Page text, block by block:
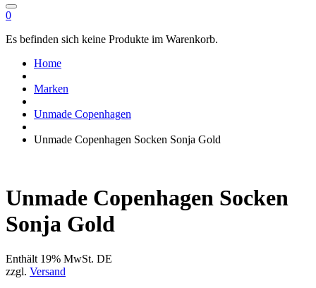
0
Es befinden sich keine Produkte im Warenkorb.
Home
Marken
Unmade Copenhagen
Unmade Copenhagen Socken Sonja Gold
Unmade Copenhagen Socken
Sonja Gold
Enthält 19% MwSt. DE
zzgl. Versand